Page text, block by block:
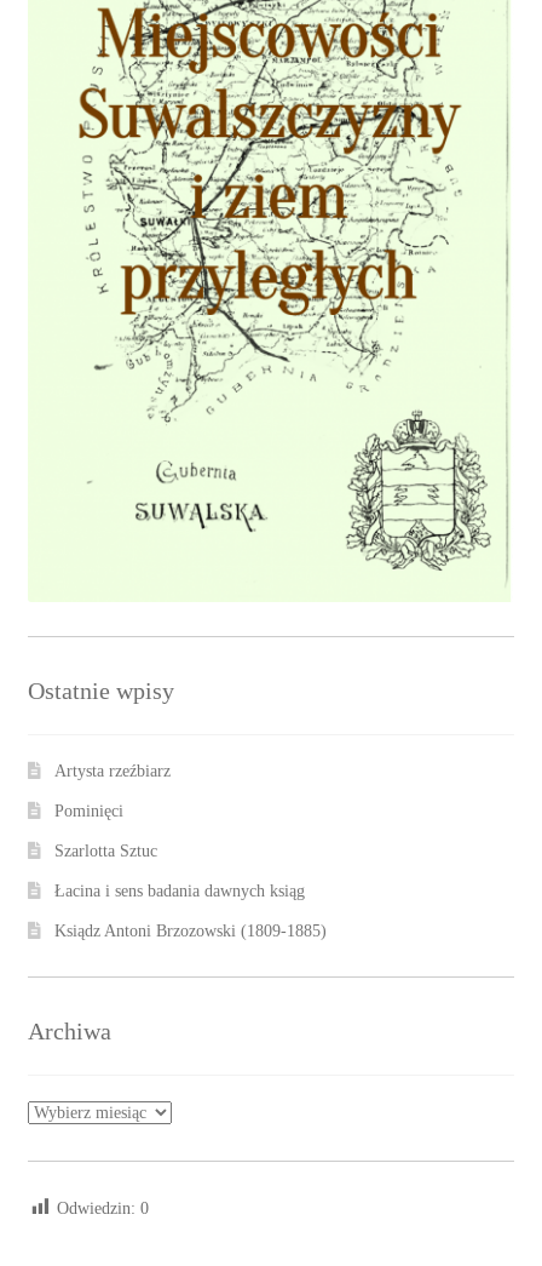
Ostatnie wpisy
Artysta rzeźbiarz
Pominięci
Szarlotta Sztuc
Łacina i sens badania dawnych ksiąg
Ksiądz Antoni Brzozowski (1809-1885)
Archiwa
Archiwa
Odwiedzin: 0